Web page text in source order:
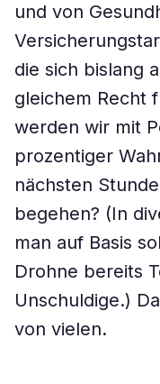
und von
die sich bislang
gleichem Recht
werden wir mit
prozentiger
nächsten
begehen? (In
man auf Basis
Drohne bereits
Unschuldige.)
von vielen.